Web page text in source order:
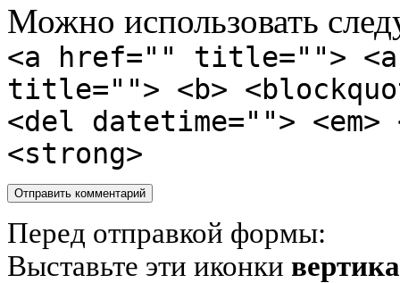
Можно использовать
<a href="" title="">
title=""> <b>
<del datetime="">
<strong>
Перед отправкой формы:
Выставьте эти иконки